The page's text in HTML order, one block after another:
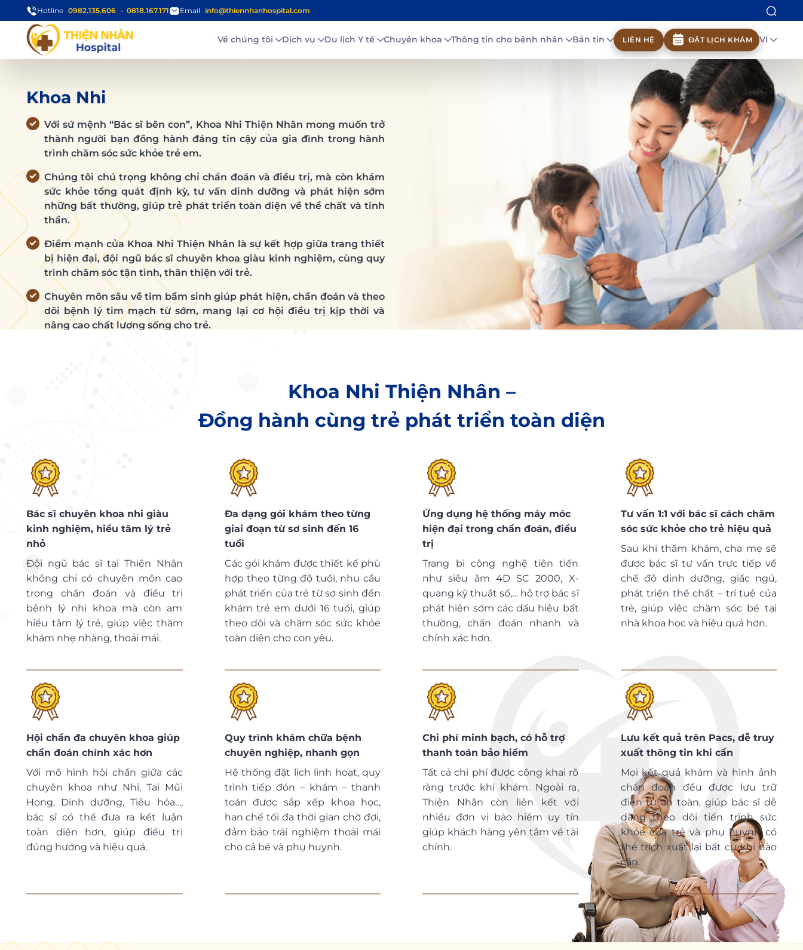
Hotline 0982.135.606 0818.167.171 Email info@thiennhanhospital.com
Về chúng tôi Dịch vụ Du lịch Y tế Chuyên khoa Thông tin cho bệnh nhân Bản tin LIÊN HỆ ĐẶT LỊCH KHÁM VI
Khoa Nhi
Với sứ mệnh “Bác sĩ bên con”, Khoa Nhi Thiện Nhân mong muốn trở
thành người bạn đồng hành đáng tin cậy của gia đình trong hành
trình chăm sóc sức khỏe trẻ em.
Chúng tôi chú trọng không chỉ chẩn đoán và điều trị, mà còn khám
sức khỏe tổng quát định kỳ, tư vấn dinh dưỡng và phát hiện sớm
những bất thường, giúp trẻ phát triển toàn diện về thể chất và tinh
thần.
Điểm mạnh của Khoa Nhi Thiện Nhân là sự kết hợp giữa trang thiết
bị hiện đại, đội ngũ bác sĩ chuyên khoa giàu kinh nghiệm, cùng quy
trình chăm sóc tận tình, thân thiện với trẻ.
Chuyên môn sâu về tim bẩm sinh giúp phát hiện, chẩn đoán và theo
dõi bệnh lý tim mạch từ sớm, mang lại cơ hội điều trị kịp thời và
nâng cao chất lượng sống cho trẻ.
Khoa Nhi Thiện Nhân –
Đồng hành cùng trẻ phát triển toàn diện
Bác sĩ chuyên khoa nhi giàu
kinh nghiệm, hiểu tâm lý trẻ
nhỏ
Đội ngũ bác sĩ tại Thiện Nhân
không chỉ có chuyên môn cao
trong chẩn đoán và điều trị
bệnh lý nhi khoa mà còn am
hiểu tâm lý trẻ, giúp việc thăm
khám nhẹ nhàng, thoải mái.
Đa dạng gói khám theo từng
giai đoạn từ sơ sinh đến 16
tuổi
Các gói khám được thiết kế phù
hợp theo từng độ tuổi, nhu cầu
phát triển của trẻ từ sơ sinh đến
khám trẻ em dưới 16 tuổi, giúp
theo dõi và chăm sóc sức khỏe
toàn diện cho con yêu.
Ứng dụng hệ thống máy móc
hiện đại trong chẩn đoán, điều
trị
Trang bị công nghệ tiên tiến
như siêu âm 4D SC 2000, X-
quang kỹ thuật số,… hỗ trợ bác sĩ
phát hiện sớm các dấu hiệu bất
thường, chẩn đoán nhanh và
chính xác hơn.
Tư vấn 1:1 với bác sĩ cách chăm
sóc sức khỏe cho trẻ hiệu quả
Sau khi thăm khám, cha mẹ sẽ
được bác sĩ tư vấn trực tiếp về
chế độ dinh dưỡng, giấc ngủ,
phát triển thể chất – trí tuệ của
trẻ, giúp việc chăm sóc bé tại
nhà khoa học và hiệu quả hơn.
Hội chẩn đa chuyên khoa giúp
chẩn đoán chính xác hơn
Với mô hình hội chẩn giữa các
chuyên khoa như Nhi, Tai Mũi
Họng, Dinh dưỡng, Tiêu hóa…,
bác sĩ có thể đưa ra kết luận
toàn diện hơn, giúp điều trị
đúng hướng và hiệu quả.
Quy trình khám chữa bệnh
chuyên nghiệp, nhanh gọn
Hệ thống đặt lịch linh hoạt, quy
trình tiếp đón – khám – thanh
toán được sắp xếp khoa học,
hạn chế tối đa thời gian chờ đợi,
đảm bảo trải nghiệm thoải mái
cho cả bé và phụ huynh.
Chi phí minh bạch, có hỗ trợ
thanh toán bảo hiểm
Tất cả chi phí được công khai rõ
ràng trước khi khám. Ngoài ra,
Thiện Nhân còn liên kết với
nhiều đơn vị bảo hiểm uy tín
giúp khách hàng yên tâm về tài
chính.
Lưu kết quả trên Pacs, dễ truy
xuất thông tin khi cần
Mọi kết quả khám và hình ảnh
chẩn đoán đều được lưu trữ
điện tử an toàn, giúp bác sĩ dễ
dàng theo dõi tiến trình sức
khỏe của trẻ và phụ huynh có
thể trích xuất lại bất cứ khi nào
cần.